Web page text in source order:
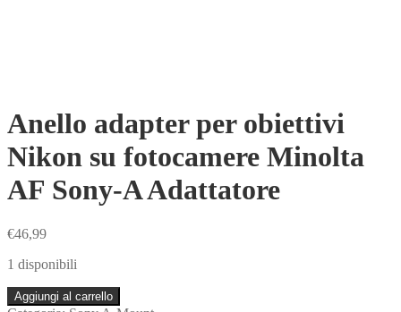
Anello adapter per obiettivi
Nikon su fotocamere Minolta
AF Sony-A Adattatore
€46,99
1 disponibili
Anello
Aggiungi al carrello